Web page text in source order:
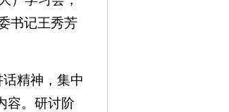
书记王秀芳
精神，集中
容。研讨阶